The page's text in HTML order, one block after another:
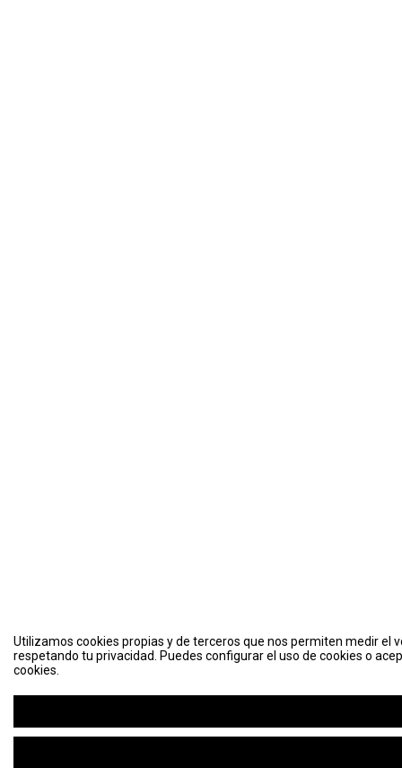
Utilizamos cookies propias y de terceros que nos permiten medir el
respetando tu privacidad. Puedes configurar el uso de cookies o
cookies.